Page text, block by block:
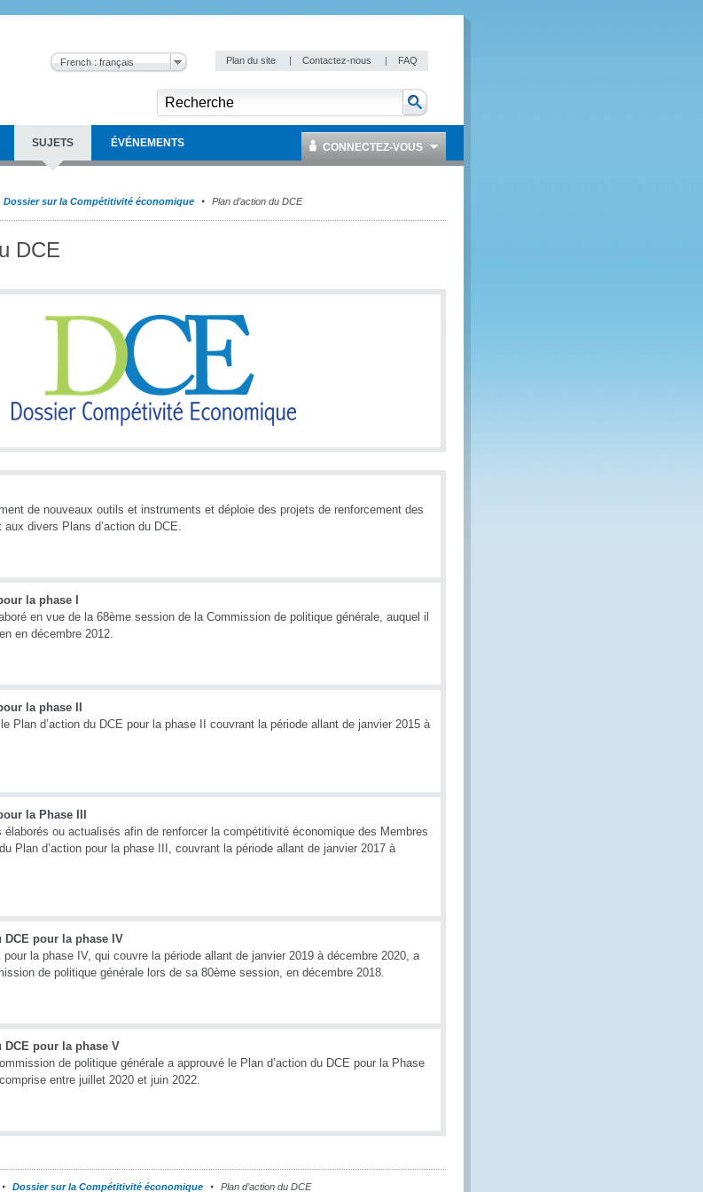
French : français Plan du site | Contactez-nous | FAQ
SUJETS ÉVÉNEMENTS CONNECTEZ-VOUS
Dossier sur la Compétitivité économique Plan d’action du DCE
DCE
de nouveaux outils et instruments et déploie des projets de renforcement des
divers Plans d’action du DCE.
la phase I
en vue de la 68ème session de la Commission de politique générale, auquel il
en décembre 2012.
la phase II
Plan d’action du DCE pour la phase II couvrant la période allant de janvier 2015 à
la Phase III
ou actualisés afin de renforcer la compétitivité économique des Membres
Plan d’action pour la phase III, couvrant la période allant de janvier 2017 à
DCE pour la phase IV
pour la phase IV, qui couvre la période allant de janvier 2019 à décembre 2020, a
de politique générale lors de sa 80ème session, en décembre 2018.
DCE pour la phase V
de politique générale a approuvé le Plan d’action du DCE pour la Phase
entre juillet 2020 et juin 2022.
Dossier sur la Compétitivité économique Plan d’action du DCE